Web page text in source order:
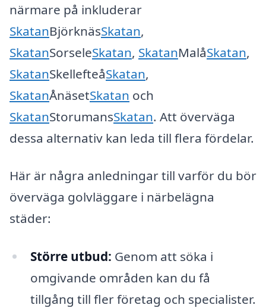
närmare på inkluderar
SkatanBjörknäsSkatan,
SkatanSorseleSkatan, SkatanMalåSkatan,
SkatanSkellefteåSkatan,
SkatanÅnäsetSkatan och
SkatanStorumansSkatan. Att överväga
dessa alternativ kan leda till flera fördelar.
Här är några anledningar till varför du bör
överväga golvläggare i närbelägna
städer:
Större utbud: Genom att söka i
omgivande områden kan du få
tillgång till fler företag och specialister.